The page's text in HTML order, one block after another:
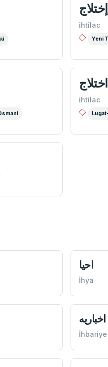
إختلاج
ihtilac
Yeni
اختلاج
ihtilac
احيا
İhya
اخباريه
İhbariye